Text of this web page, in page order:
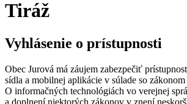
Tiráž
Vyhlásenie o prístupnosti
Obec Jurová má záujem zabezpečiť
sídla a mobilnej aplikácie v súlade so
O informačných technológiách vo verejnej
a doplnení niektorých zákonov v znení